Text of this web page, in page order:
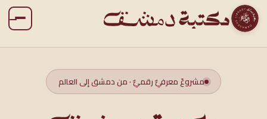
مشروعٌ معرفيٌّ رقميٌّ · من دمشق إلى العالم